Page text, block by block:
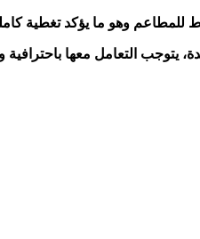
يتوجب التعامل معها